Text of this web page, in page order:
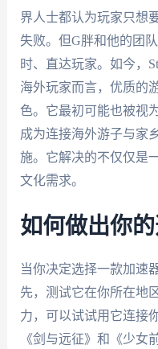
界人士都认为玩家只想
失败。但G胖和他的团
时、直达玩家。如今，
海外玩家而言，优质的
色。它最初可能也被视
成为连接海外游子与家
施。它解决的不仅仅是
文化需求。
如何做出你的
当你决定选择一款加速
先，测试它在你所在地
力，可以试试用它连接
《剑与远征》和《少女